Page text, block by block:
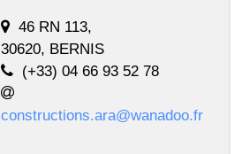
46 RN 113,
30620, BERNIS
(+33) 04 66 93 52 78
constructions.ara@wanadoo.fr